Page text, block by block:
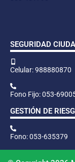
SEGURIDAD
Celular: 988880870
Fono Fijo: 053-
GESTIÓN DE
Fono: 053-635379